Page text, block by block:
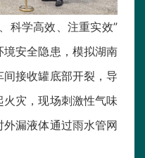
学高效、注重实效”
安全隐患，模拟湖南
接收罐底部开裂，导
灾，现场刺激性气味
漏液体通过雨水管网